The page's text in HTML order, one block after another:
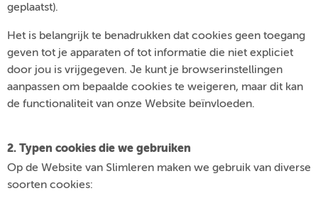
geplaatst).
Het is belangrijk te benadrukken dat cookies geen toegang
geven tot je apparaten of tot informatie die niet expliciet
door jou is vrijgegeven. Je kunt je browserinstellingen
aanpassen om bepaalde cookies te weigeren, maar dit kan
de functionaliteit van onze Website beïnvloeden.
2. Typen cookies die we gebruiken
Op de Website van Slimleren maken we gebruik van diverse
soorten cookies: